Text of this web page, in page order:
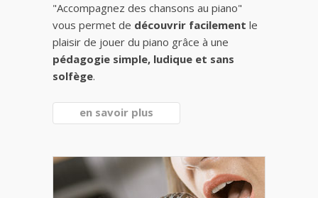
"Accompagnez des chansons au piano"
vous permet de découvrir facilement le
plaisir de jouer du piano grâce à une
pédagogie simple, ludique et sans
solfège.
en savoir plus